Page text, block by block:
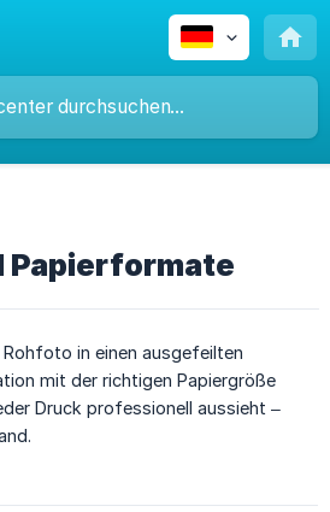
Papierformate
in einen ausgefeilten
mit der richtigen Papiergröße
Druck professionell aussieht –